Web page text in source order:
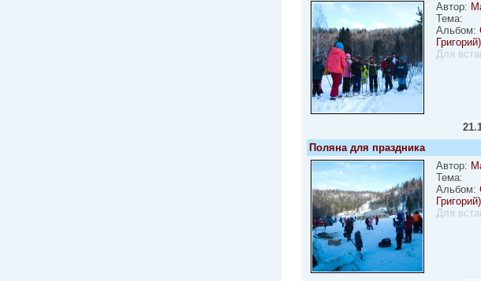
Автор:
Тема:
Альбом:
Григорий)
Для
Поляна для праздника
Автор:
Тема:
Альбом:
Григорий)
Для